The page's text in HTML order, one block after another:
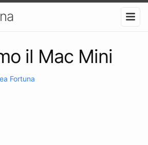
il Mac Mini
Fortuna